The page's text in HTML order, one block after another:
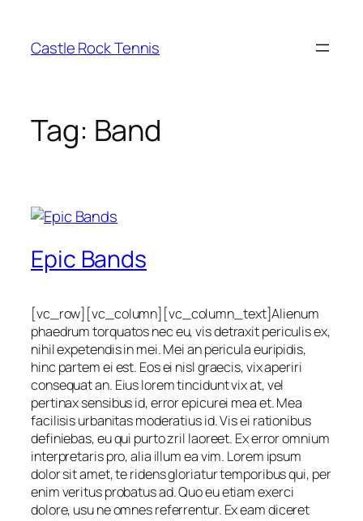
content
Castle Rock Tennis
Tag: Band
Epic Bands
[vc_row][vc_column][vc_column_text]Alienum
phaedrum torquatos nec eu, vis detraxit periculis ex,
nihil expetendis in mei. Mei an pericula euripidis,
hinc partem ei est. Eos ei nisl graecis, vix aperiri
consequat an. Eius lorem tincidunt vix at, vel
pertinax sensibus id, error epicurei mea et. Mea
facilisis urbanitas moderatius id. Vis ei rationibus
definiebas, eu qui purto zril laoreet. Ex error omnium
interpretaris pro, alia illum ea vim. Lorem ipsum
dolor sit amet, te ridens gloriatur temporibus qui, per
enim veritus probatus ad. Quo eu etiam exerci
dolore, usu ne omnes referrentur. Ex eam diceret